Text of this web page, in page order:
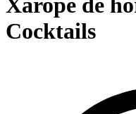
Cocktails